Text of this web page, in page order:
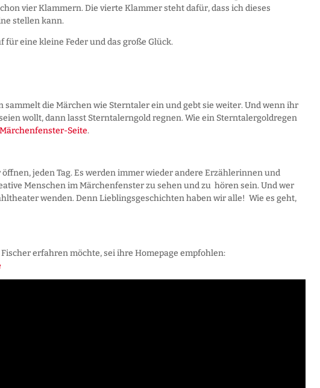
vier Klammern. Die vierte Klammer steht dafür, dass ich dieses
stellen kann.
eine kleine Feder und das große Glück.
sammelt die Märchen wie Sterntaler ein und gebt sie weiter. Und wenn ihr
wollt, dann lasst Sterntalerngold regnen. Wie ein Sterntalergoldregen
Märchenfenster-Seite.
jeden Tag. Es werden immer wieder andere Erzählerinnen und
Menschen im Märchenfenster zu sehen und zu hören sein. Und wer
wenden. Denn Lieblingsgeschichten haben wir alle! Wie es geht,
erfahren möchte, sei ihre Homepage empfohlen: